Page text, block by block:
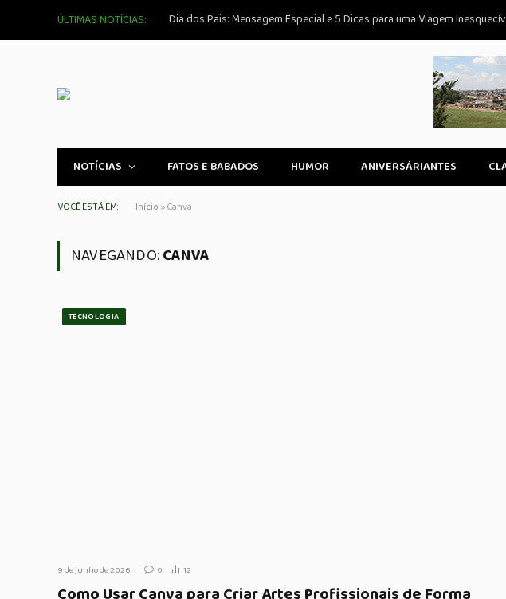
ÚLTIMAS NOTÍCIAS:
NOTÍCIAS FATOS E BABADOS HUMOR ANIVERSÁRIANTES
VOCÊ ESTÁ EM: Início »Canva
NAVEGANDO:CANVA
TECNOLOGIA
9 de junho de 2026 0 12